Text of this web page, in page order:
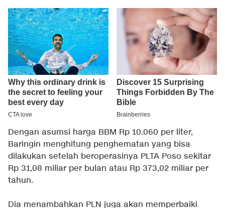
Dengan asumsi harga BBM Rp 10.060 per liter,
Baringin menghitung penghematan yang bisa
dilakukan setelah beroperasinya PLTA Poso sekitar
Rp 31,08 miliar per bulan atau Rp 373,02 miliar per
tahun.
Dia menambahkan PLN juga akan memperbaiki